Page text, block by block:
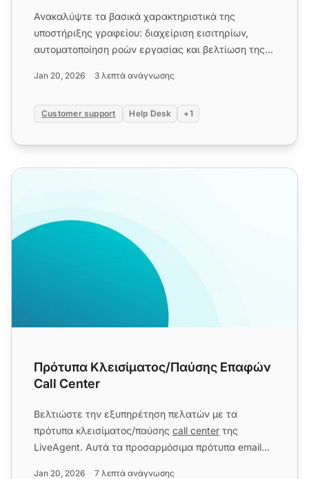
Ανακαλύψτε τα βασικά χαρακτηριστικά της
υποστήριξης γραφείου: διαχείριση εισιτηρίων,
αυτοματοποίηση ροών εργασίας και βελτίωση της
Jan 20, 2026 3 λεπτά ανάγνωσης
Customer support Help Desk +1
Πρότυπα Κλεισίματος/Παύσης Επαφών Call Center
Πρότυπα Κλεισίματος/Παύσης Επαφών
Call Center
Βελτιώστε την εξυπηρέτηση πελατών με τα
πρότυπα κλεισίματος/παύσης call center της
LiveAgent. Αυτά τα προσαρμόσιμα πρότυπα email
Jan 20, 2026 7 λεπτά ανάγνωσης